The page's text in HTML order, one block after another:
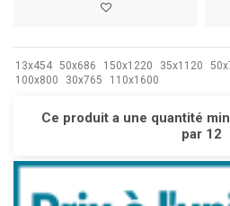
13x454 50x686 150x1220 35x1120
100x800
30x765 110x1600
Ce produit a une quantité
par 12